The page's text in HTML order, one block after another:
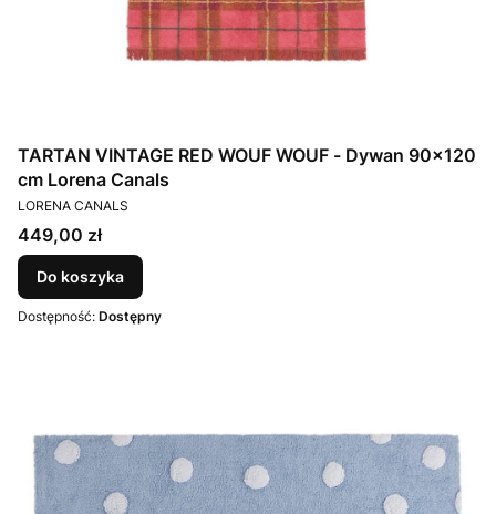
TARTAN VINTAGE RED WOUF WOUF - Dywan 90×120
cm Lorena Canals
PRODUCENT
LORENA CANALS
Cena
449,00 zł
Do koszyka
Dostępność: Dostępny